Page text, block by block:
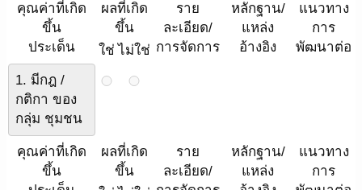
คุณค่าที่เกิด
ขึ้น
ประเด็น
ผลที่เกิด
ขึ้น
ราย
ละเอียด/
การจัดการ
หลักฐาน/
แหล่ง
อ้างอิง
แนวทาง
การ
พัฒนาต่อ
ใช่ ไม่ใช่
1. มีกฎ /
กติกา ของ
กลุ่ม ชุมชน
คุณค่าที่เกิด
ขึ้น
ผลที่เกิด
ขึ้น
ราย
ละเอียด/
หลักฐาน/
แหล่ง
แนวทาง
การ